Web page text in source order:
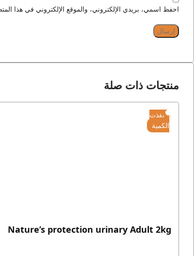
احفظ اسمي، بريدي الإلكتروني، والموقع الإلكتروني في هذا
منتجات ذات صلة
نفذت
الكمية
Nature’s protection urinary Adult 2kg